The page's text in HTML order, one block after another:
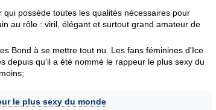
possède toutes les qualités nécessaires pour
au rôle : viril, élégant et surtout grand amateur de
Bond à se mettre tout nu. Les fans féminines d'Ice
depuis qu'il a été nommé le rappeur le plus sexy du
le plus sexy du monde